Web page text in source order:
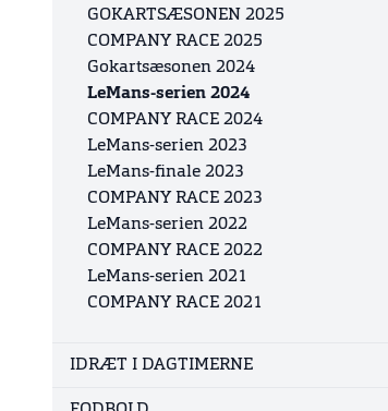
GOKARTSÆSONEN 2025
COMPANY RACE 2025
Gokartsæsonen 2024
LeMans-serien 2024
COMPANY RACE 2024
LeMans-serien 2023
LeMans-finale 2023
COMPANY RACE 2023
LeMans-serien 2022
COMPANY RACE 2022
LeMans-serien 2021
COMPANY RACE 2021
IDRÆT I DAGTIMERNE